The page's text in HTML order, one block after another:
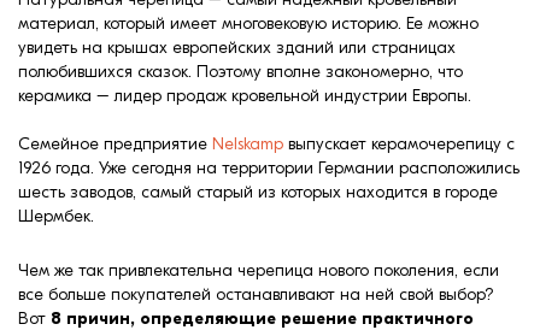
Кирпич ручной
формовки
Клинкерная плитка
Строительные
смеси
материал, который имеет многовековую историю. Ее можно
увидеть на крышах европейских зданий или страницах
полюбившихся сказок. Поэтому вполне закономерно, что
керамика – лидер продаж кровельной индустрии Европы.
Семейное предприятие Nelskamp выпускает керамочерепицу с
1926 года. Уже сегодня на территории Германии расположились
шесть заводов, самый старый из которых находится в городе
Шермбек.
Чем же так привлекательна черепица нового поколения, если
все больше покупателей останавливают на ней свой выбор?
Вот 8 причин, определяющие решение практичного